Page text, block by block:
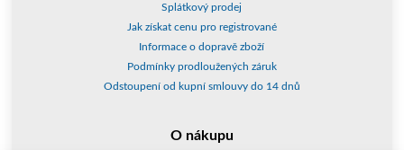
Splátkový prodej
Jak získat cenu pro registrované
Informace o dopravě zboží
Podmínky prodloužených záruk
Odstoupení od kupní smlouvy do 14 dnů
O nákupu